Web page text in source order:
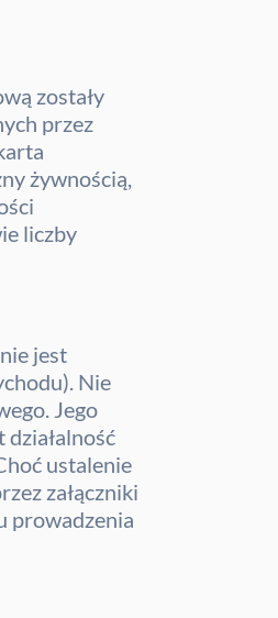
zostały
przez
żywnością,
liczby
jest
Nie
Jego
ustalenie
załączniki
prowadzenia